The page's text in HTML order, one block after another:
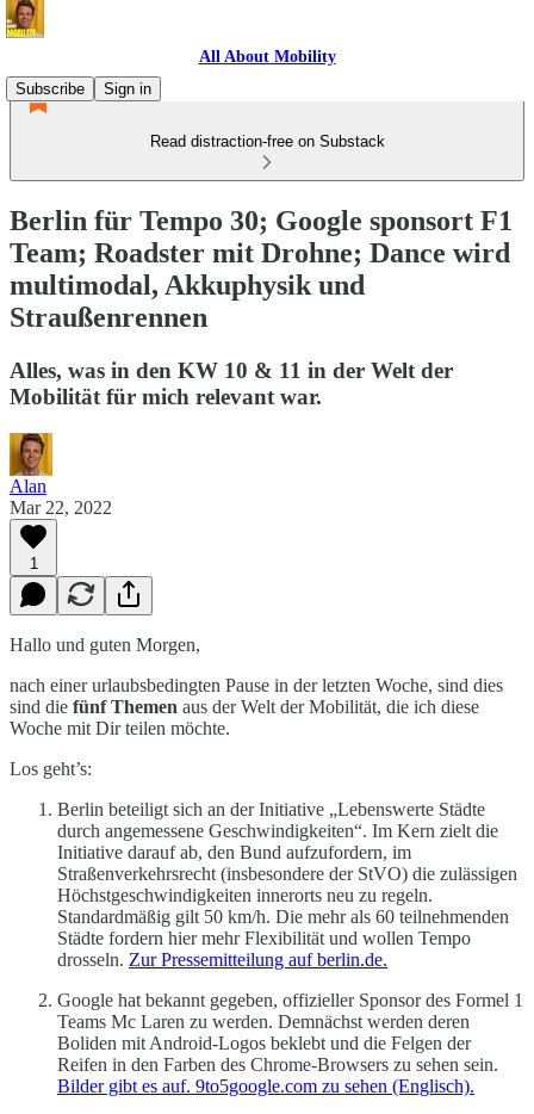
All About Mobility
Subscribe
Sign in
Read distraction-free on Substack
Berlin für Tempo 30; Google sponsort F1
Team; Roadster mit Drohne; Dance wird
multimodal, Akkuphysik und
Straußenrennen
Alles, was in den KW 10 & 11 in der Welt der
Mobilität für mich relevant war.
Alan
Mar 22, 2022
1
Hallo und guten Morgen,
nach einer urlaubsbedingten Pause in der letzten Woche, sind dies
sind die fünf Themen aus der Welt der Mobilität, die ich diese
Woche mit Dir teilen möchte.
Los geht’s:
Berlin beteiligt sich an der Initiative „Lebenswerte Städte
durch angemessene Geschwindigkeiten“. Im Kern zielt die
Initiative darauf ab, den Bund aufzufordern, im
Straßenverkehrsrecht (insbesondere der StVO) die zulässigen
Höchstgeschwindigkeiten innerorts neu zu regeln.
Standardmäßig gilt 50 km/h. Die mehr als 60 teilnehmenden
Städte fordern hier mehr Flexibilität und wollen Tempo
drosseln. Zur Pressemitteilung auf berlin.de.
Google hat bekannt gegeben, offizieller Sponsor des Formel 1
Teams Mc Laren zu werden. Demnächst werden deren
Boliden mit Android-Logos beklebt und die Felgen der
Reifen in den Farben des Chrome-Browsers zu sehen sein.
Bilder gibt es auf. 9to5google.com zu sehen (Englisch).